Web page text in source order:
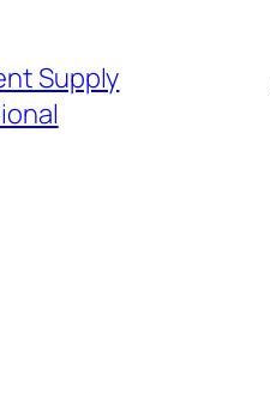
Supply